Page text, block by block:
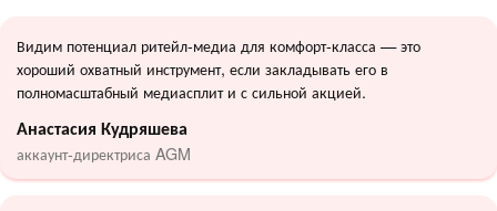
Видим потенциал ритейл-медиа для комфорт-класса — это
хороший охватный инструмент, если закладывать его в
полномасштабный медиасплит и с сильной акцией.
Анастасия Кудряшева
аккаунт-директриса AGM